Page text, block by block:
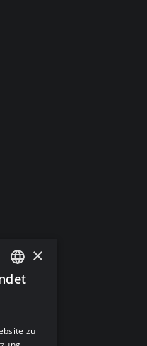
ENGLISH
GERMAN
×
zu